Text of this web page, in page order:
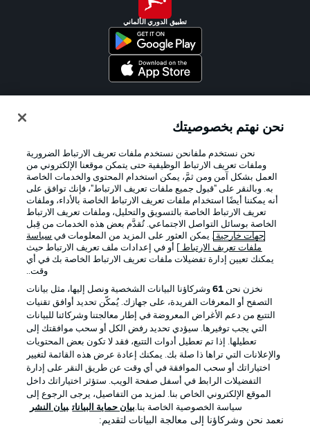
تطبيق الدوري الألماني
الإعلانات الإخطارات القانونية
شروط الاستخدام الوظائف
جهة النشر تواصل معنا
اللاعبون
نحن نهتم بخصوصيتك
نحن نستخدم ملفانحن نستخدم ملفات تعريف الارتباط الضرورية
وملفات تعريف الارتباط الوظيفية حتى يتمكن موقعنا الإلكتروني من
العمل بشكل آمن ومن ثمَّ، يمكن استخدام المحتوى والخدمات الخاصة
به. وبالنقر على "قبول جميع ملفات تعريف الارتباط"، فإنك توافق على
أنه يمكننا أيضًا استخدام ملفات تعريف الارتباط الخاصة بالأداء، وملفات
تعريف الارتباط الخاصة بالتسويق والتحليل، وملفات تعريف الارتباط
الخاصة بوسائل التواصل الاجتماعي. تُقدَّم بعض هذه الخدمات من قِبل
جهات خارجية . يمكن العثور على المزيد من المعلومات في سياسة
ملفات تعريف الارتباط
] أو في إعدادات ملف تعريف الارتباط حيث
يمكنك تعيين إدارة تفضيلات ملفات تعريف الارتباط الخاصة بك في أي
وقت..
نخزن نحن 61وشركاؤنا البيانات الشخصية ونصل إليها، مثل بيانات
التصفح أو المعرفات الفريدة، على جهازك. يُمكّن تحديد أوافق تقنيات
التتبع من دعم الأغراض المعروضة في إطار معالجتنا وشركائنا للبيانات
التي يجب توفيرها. سيؤدي تحديد رفض الكل أو سحب موافقتك إلى
تعطيلها. إذا تم تعطيل أدوات التتبع، فقد لا تكون بعض المحتويات
والإعلانات التي تراها ذا صلة بك. يمكنك إعادة عرض هذه القائمة لتغيير
اختياراتك أو سحب الموافقة في أي وقت عن طريق النقر على إدارة
التفضيلات الرابط في أسفل صفحة الويب. ستؤثر اختياراتك داخل
الموقع الإلكتروني الخاص بنا. لمزيد من التفاصيل، يرجى الرجوع إلى
سياسة الخصوصية الخاصة بنا.بيان حماية البيانات بيان النشر
نعمد نحن وشركاؤنا إلى معالجة البيانات لتقديم: